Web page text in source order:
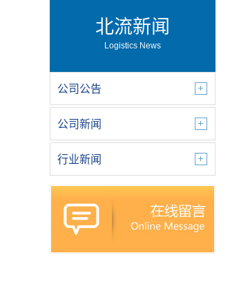
北流新闻
Logistics News
公司公告
公司新闻
行业新闻